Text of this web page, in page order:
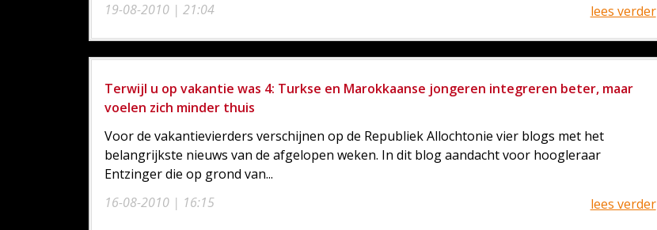
19-08-2010 | 21:04
lees verder
Terwijl u op vakantie was 4: Turkse en Marokkaanse jongeren integreren beter, maar
voelen zich minder thuis
16-08-2010 | 16:15
Voor de vakantievierders verschijnen op de Republiek Allochtonie vier blogs met het
belangrijkste nieuws van de afgelopen weken. In dit blog aandacht voor hoogleraar
Entzinger die op grond van...
lees verder